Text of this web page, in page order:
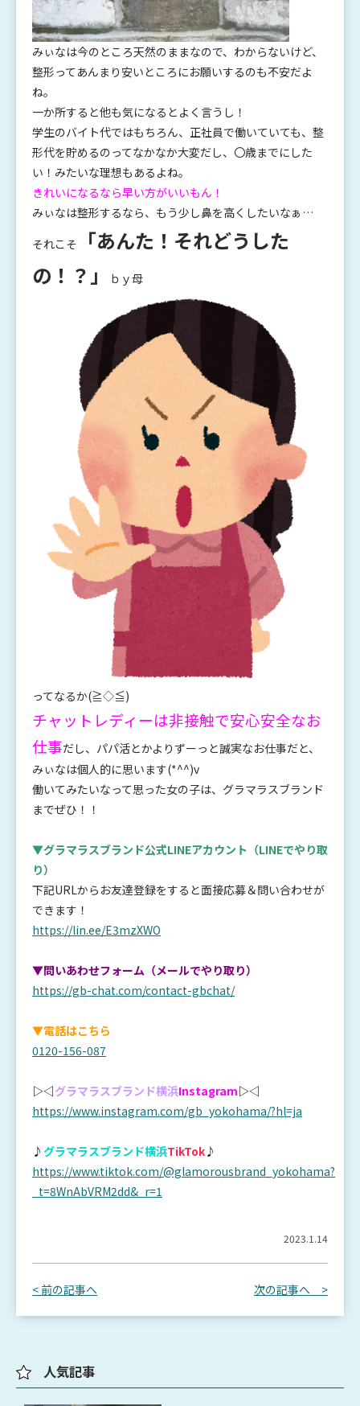
みぃなは今のところ天然のままなので、わからないけど、
整形ってあんまり安いところにお願いするのも不安だよ
ね。
一か所すると他も気になるとよく言うし！
学生のバイト代ではもちろん、正社員で働いていても、整
形代を貯めるのってなかなか大変だし、〇歳までにした
い！みたいな理想もあるよね。
きれいになるなら早い方がいいもん！
みぃなは整形するなら、もう少し鼻を高くしたいなぁ…
それこそ
「あんた！それどうした
の！？」
ｂｙ母
ってなるか(≧◇≦)
チャットレディーは非接触で安心安全なお
仕事だし、パパ活とかよりずーっと誠実なお仕事だと、
みぃなは個人的に思います(*^^)v
働いてみたいなって思った女の子は、グラマラスブランド
までぜひ！！
▼グラマラスブランド公式LINEアカウント （LINEでやり取
り）
下記URLからお友達登録をすると面接応募＆問い合わせが
できます！
https://lin.ee/E3mzXWO
▼問いあわせフォーム（メールでやり取り）
https://gb-chat.com/contact-gbchat/
▼電話はこちら
0120-156-087
▷◁グラマラスブランド横浜Instagram▷◁
https://www.instagram.com/gb_yokohama/?hl=ja
♪ グラマラスブランド横浜TikTok ♪
https://www.tiktok.com/@glamorousbrand_yokohama?
_t=8WnAbVRM2dd&_r=1
2023.1.14
< 前の記事へ 次の記事へ >
人気記事